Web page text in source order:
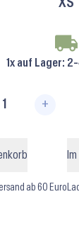
1x auf Lager:
+
ab 60 Euro